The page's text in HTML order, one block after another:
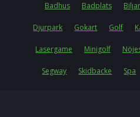
Badhus Badplats
Djurpark Gokart Golf
Lasergame Minigolf
Segway Skidbacke Spa